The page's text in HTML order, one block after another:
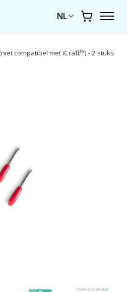
NL
compatibel met iCraft™) - 2 stuks